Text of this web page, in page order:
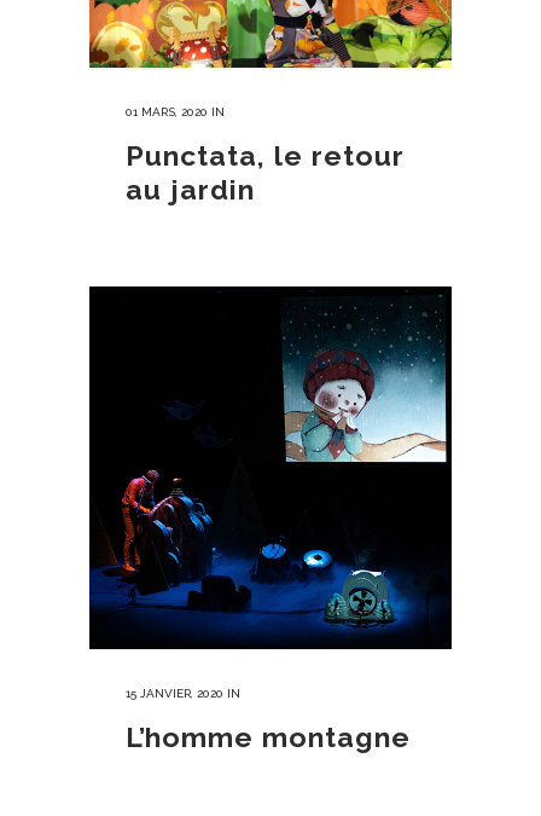
01 MARS, 2020 IN
Punctata, le retour
au jardin
15 JANVIER, 2020 IN
L’homme montagne